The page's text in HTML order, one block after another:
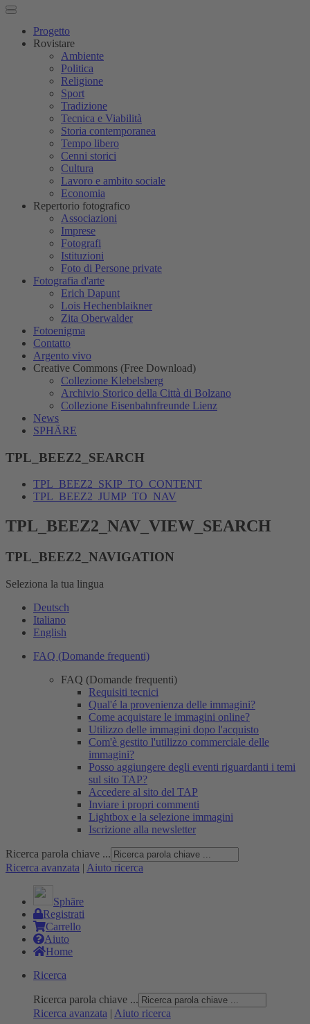
Progetto
Rovistare
Ambiente
Politica
Religione
Sport
Tradizione
Tecnica e Viabilità
Storia contemporanea
Tempo libero
Cenni storici
Cultura
Lavoro e ambito sociale
Economia
Repertorio fotografico
Associazioni
Imprese
Fotografi
Istituzioni
Foto di Persone private
Fotografia d'arte
Erich Dapunt
Lois Hechenblaikner
Zita Oberwalder
Fotoenigma
Contatto
Argento vivo
Creative Commons (Free Download)
Collezione Klebelsberg
Archivio Storico della Città di Bolzano
Collezione Eisenbahnfreunde Lienz
News
SPHÄRE
TPL_BEEZ2_SEARCH
TPL_BEEZ2_SKIP_TO_CONTENT
TPL_BEEZ2_JUMP_TO_NAV
TPL_BEEZ2_NAV_VIEW_SEARCH
TPL_BEEZ2_NAVIGATION
Seleziona la tua lingua
Deutsch
Italiano
English
FAQ (Domande frequenti)
FAQ (Domande frequenti)
Requisiti tecnici
Qual'é la provenienza delle immagini?
Come acquistare le immagini online?
Utilizzo delle immagini dopo l'acquisto
Com'è gestito l'utilizzo commerciale delle
immagini?
Posso aggiungere degli eventi riguardanti i temi
sul sito TAP?
Accedere al sito del TAP
Inviare i propri commenti
Lightbox e la selezione immagini
Iscrizione alla newsletter
Ricerca parola chiave ...
Ricerca avanzata | Aiuto ricerca
Sphäre
Registrati
Carrello
Aiuto
Home
Ricerca
Ricerca parola chiave ...
Ricerca avanzata | Aiuto ricerca